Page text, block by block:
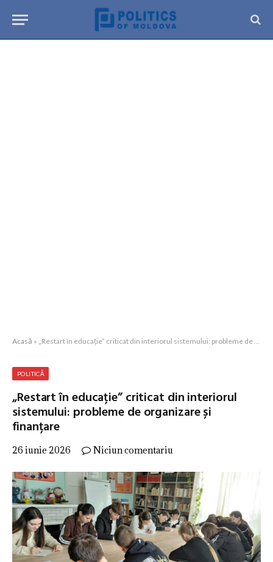
Acasă » „Restart în educație” criticat din interiorul sistemului: probleme de organizare și finanțare
POLITICĂ
„Restart în educație” criticat din interiorul
sistemului: probleme de organizare și
finanțare
26 iunie 2026 Niciun comentariu